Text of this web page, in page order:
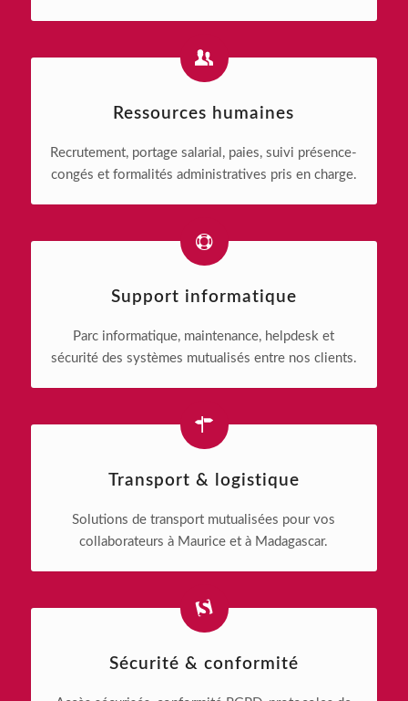
Ressources humaines
Recrutement, portage salarial, paies, suivi présence-
congés et formalités administratives pris en charge.
Support informatique
Parc informatique, maintenance, helpdesk et
sécurité des systèmes mutualisés entre nos clients.
Transport & logistique
Solutions de transport mutualisées pour vos
collaborateurs à Maurice et à Madagascar.
Sécurité & conformité